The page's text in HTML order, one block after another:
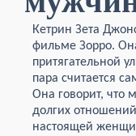
Кетрин Зета
фильме Зорро.
притягательной
пара считается
Она говорит, что
долгих
настоящей